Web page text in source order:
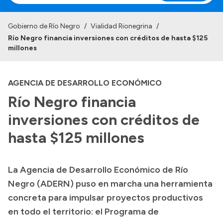
Institucional
Autoridades
Delegaciones
Normativa
Historia Vial
Mi Vial
Recibos de sueldo
Correo oficial
Gobierno de Río Negro / Vialidad Rionegrina /
Río Negro financia inversiones con créditos de hasta $125
millones
AGENCIA DE DESARROLLO ECONÓMICO
Río Negro financia
inversiones con créditos de
hasta $125 millones
La Agencia de Desarrollo Económico de Río
Negro (ADERN) puso en marcha una herramienta
concreta para impulsar proyectos productivos
en todo el territorio: el Programa de